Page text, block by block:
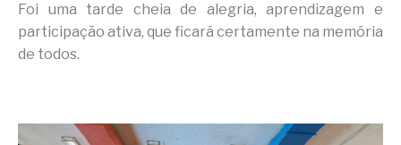
Foi uma tarde cheia de alegria, aprendizagem e
participação ativa, que ficará certamente na memória
de todos.